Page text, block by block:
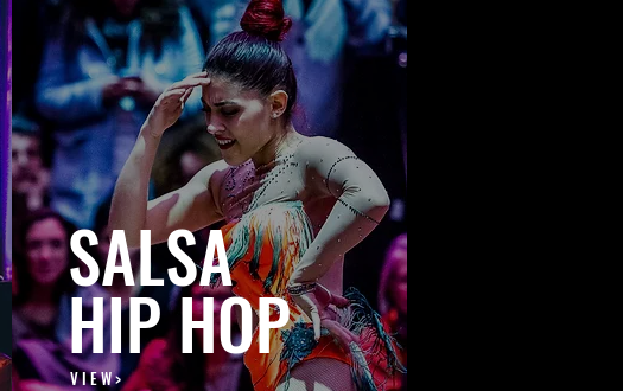
SALSA
HIP HOP
V I E W >